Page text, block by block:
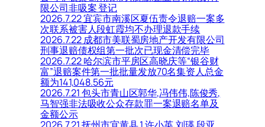
限公司非吸案 登记
2026.7.22 宜宾市南溪区夏伍责令退赔一案多
次联系被害人段虹霞均不办理退款手续
2026.7.22 成都市美联蜀房地产开发有限公司
刑事退赔债权组第一批次已现金清偿完毕
2026.7.22 哈尔滨市平房区高晓庆等“银谷财
富”退赔案件第一批批量发放70名集资人总金
额为141,048.56元
2026.7.21 包头市青山区郭华,冯伟伟,陈俊秀,
马智强非法吸收公众存款罪一案退赔名单及
金额公示